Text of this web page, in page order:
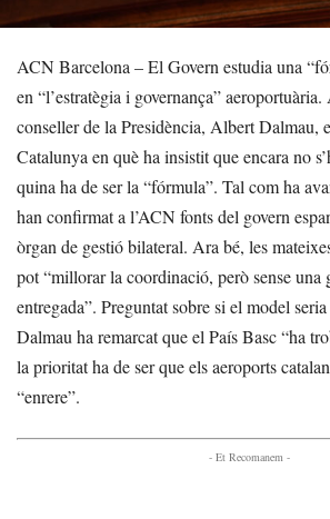
ACN Barcelona – El Govern estudia una
en “l’estratègia i governança”
conseller de la Presidència, Albert Dalmau,
Catalunya en què ha insistit que encara no
quina ha de ser la “fórmula”. Tal com ha
han confirmat a l’ACN fonts del govern
òrgan de gestió bilateral. Ara bé, les
pot “millorar la coordinació, però sense una
entregada”. Preguntat sobre si el model
Dalmau ha remarcat que el País Basc “ha
la prioritat ha de ser que els aeroports
“enrere”.
- Et Recomanem -